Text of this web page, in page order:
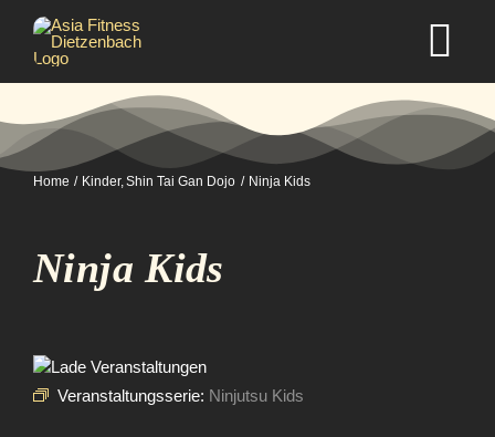
Inhalt
springen
Home Kinder Shin Tai Gan Dojo Ninja Kids
Ninja Kids
Veranstaltungsserie: Ninjutsu Kids